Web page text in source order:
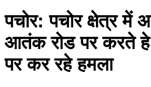
पचोर: पचोर क्षेत्र में
आतंक रोड पर करते हे
पर कर रहे हमला